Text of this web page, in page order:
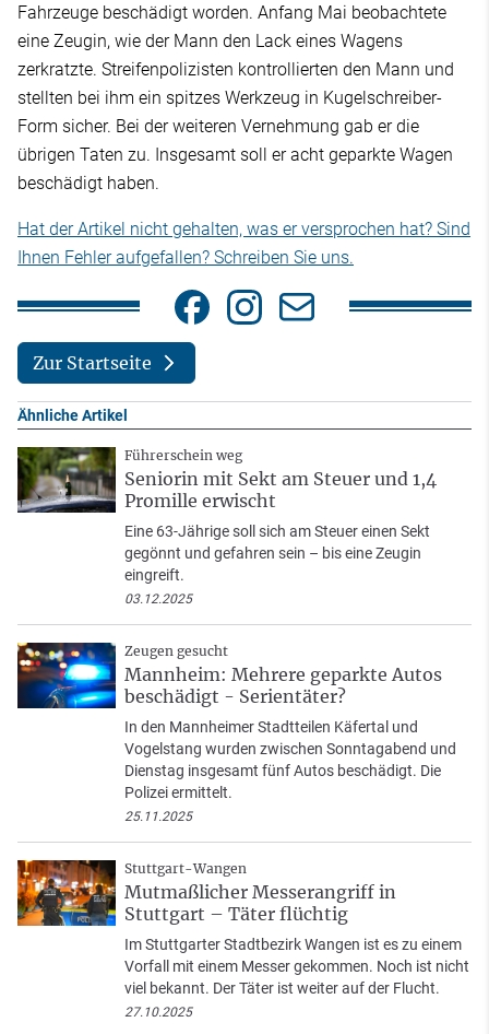
Fahrzeuge beschädigt worden. Anfang Mai beobachtete
eine Zeugin, wie der Mann den Lack eines Wagens
zerkratzte. Streifenpolizisten kontrollierten den Mann und
stellten bei ihm ein spitzes Werkzeug in Kugelschreiber-
Form sicher. Bei der weiteren Vernehmung gab er die
übrigen Taten zu. Insgesamt soll er acht geparkte Wagen
beschädigt haben.
Hat der Artikel nicht gehalten, was er versprochen hat? Sind
Ihnen Fehler aufgefallen? Schreiben Sie uns.
Zur Startseite
Ähnliche Artikel
Führerschein weg
Seniorin mit Sekt am Steuer und 1,4
Promille erwischt
Eine 63-Jährige soll sich am Steuer einen Sekt
gegönnt und gefahren sein – bis eine Zeugin
eingreift.
03.12.2025
Zeugen gesucht
Mannheim: Mehrere geparkte Autos
beschädigt - Serientäter?
In den Mannheimer Stadtteilen Käfertal und
Vogelstang wurden zwischen Sonntagabend und
Dienstag insgesamt fünf Autos beschädigt. Die
Polizei ermittelt.
25.11.2025
Stuttgart-Wangen
Mutmaßlicher Messerangriff in
Stuttgart – Täter flüchtig
Im Stuttgarter Stadtbezirk Wangen ist es zu einem
Vorfall mit einem Messer gekommen. Noch ist nicht
viel bekannt. Der Täter ist weiter auf der Flucht.
27.10.2025